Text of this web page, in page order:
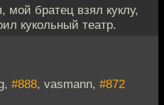
мой братец взял куклу,
кукольный театр.
#888, vasmann, #872